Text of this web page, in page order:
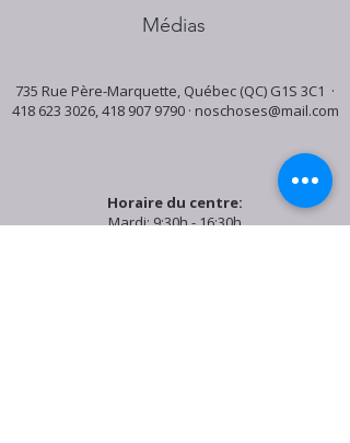
Médias
735 Rue Père-Marquette, Québec (QC) G1S 3C1 ·
418 623 3026,418 907 9790· noschoses@mail.com
Horaire du centre:
Mardi: 9:30h - 16:30h